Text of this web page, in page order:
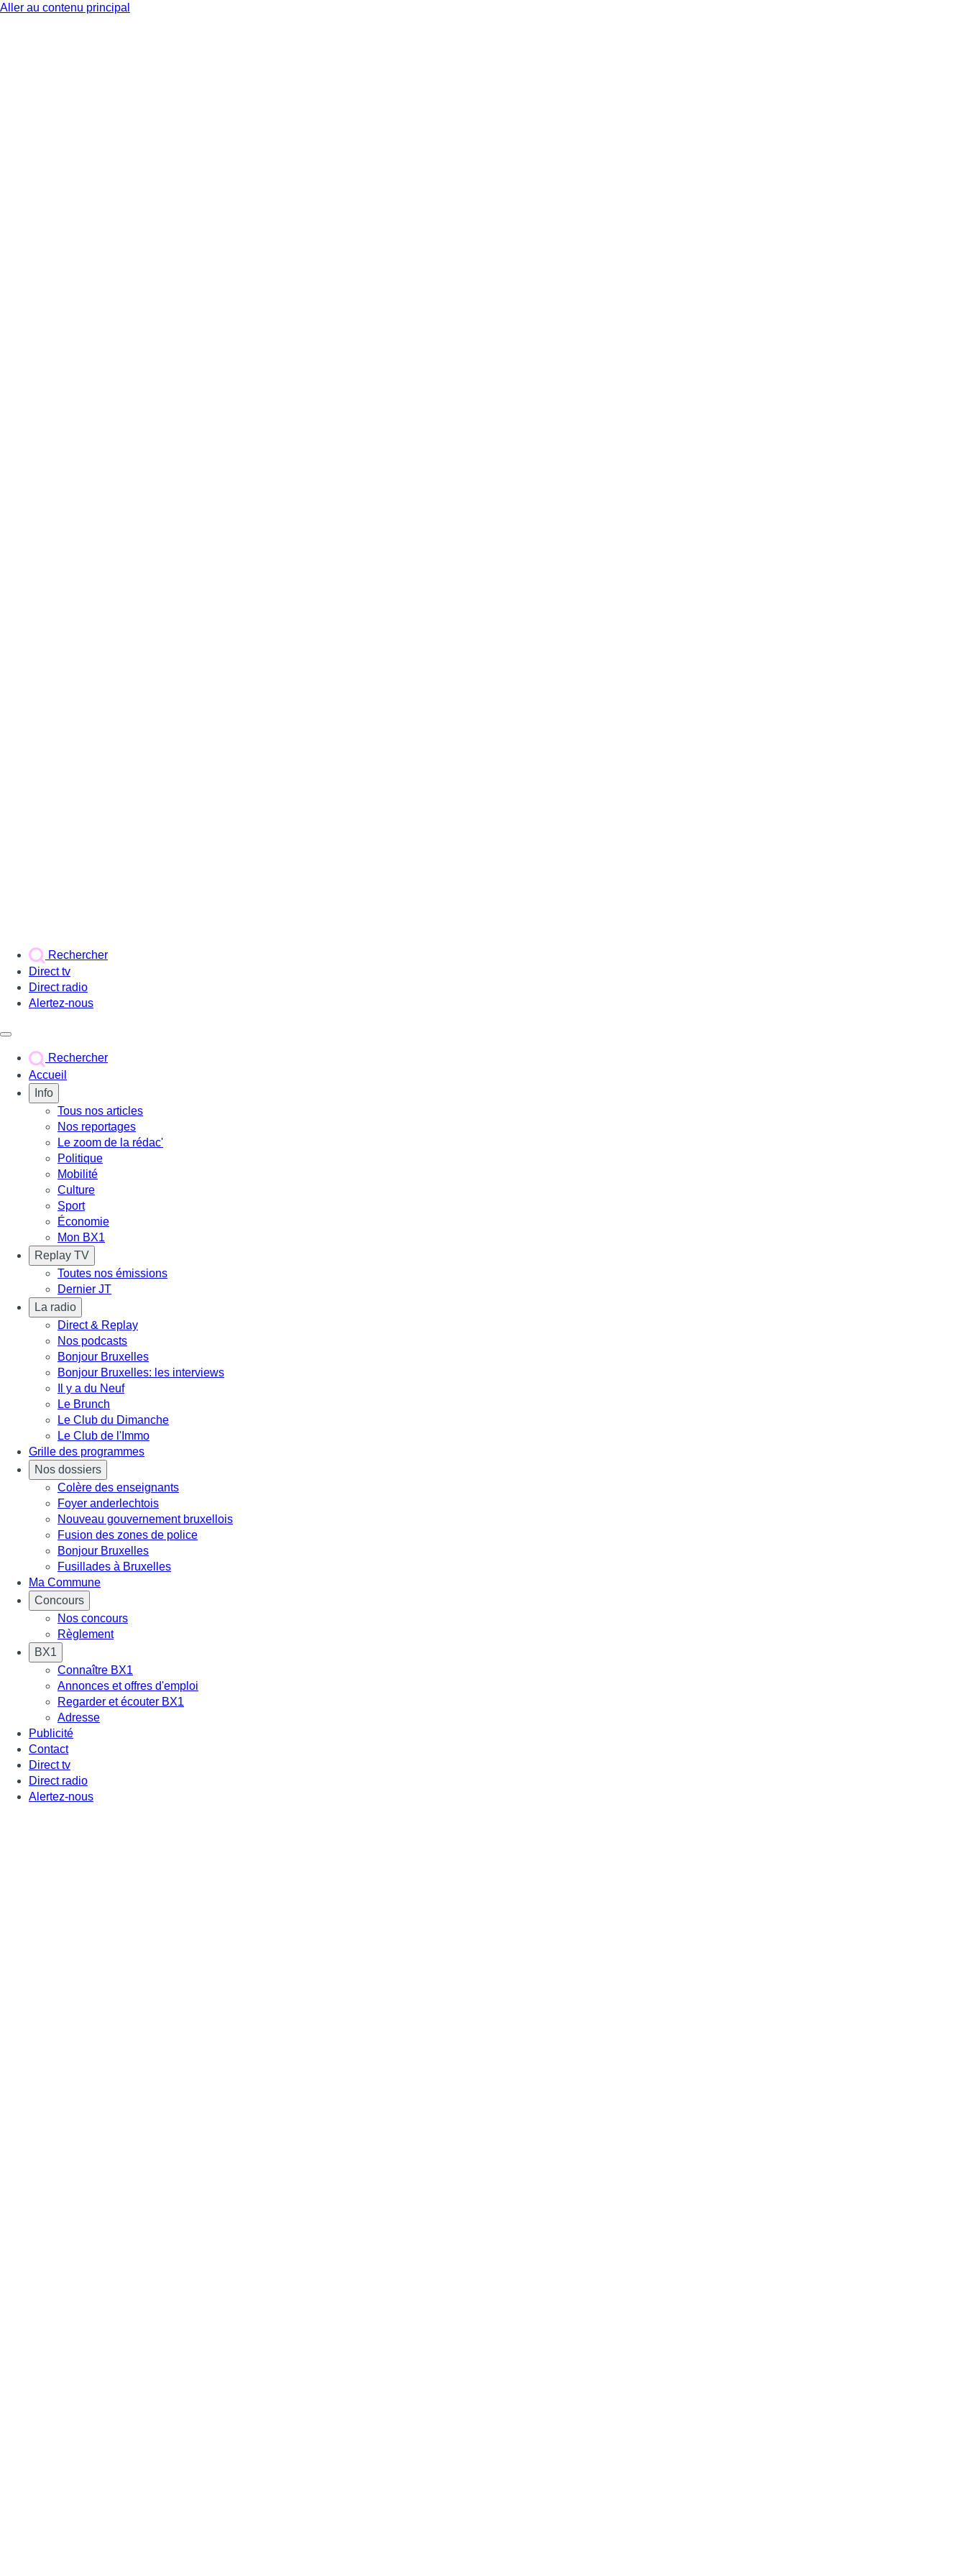
Aller au contenu principal
Rechercher
Direct tv
Direct radio
Alertez-nous
Rechercher
Accueil
Info
Tous nos articles
Nos reportages
Le zoom de la rédac'
Politique
Mobilité
Culture
Sport
Économie
Mon BX1
Replay TV
Toutes nos émissions
Dernier JT
La radio
Direct & Replay
Nos podcasts
Bonjour Bruxelles
Bonjour Bruxelles: les interviews
Il y a du Neuf
Le Brunch
Le Club du Dimanche
Le Club de l'Immo
Grille des programmes
Nos dossiers
Colère des enseignants
Foyer anderlechtois
Nouveau gouvernement bruxellois
Fusion des zones de police
Bonjour Bruxelles
Fusillades à Bruxelles
Ma Commune
Concours
Nos concours
Règlement
BX1
Connaître BX1
Annonces et offres d'emploi
Regarder et écouter BX1
Adresse
Publicité
Contact
Direct tv
Direct radio
Alertez-nous